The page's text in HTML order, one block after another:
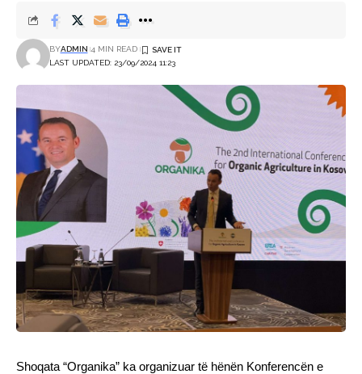
LAST UPDATED: 23/09/2024 11:23
BYADMIN 4 MIN READ
Shoqata “Organika” ka organizuar të hënën Konferencën e